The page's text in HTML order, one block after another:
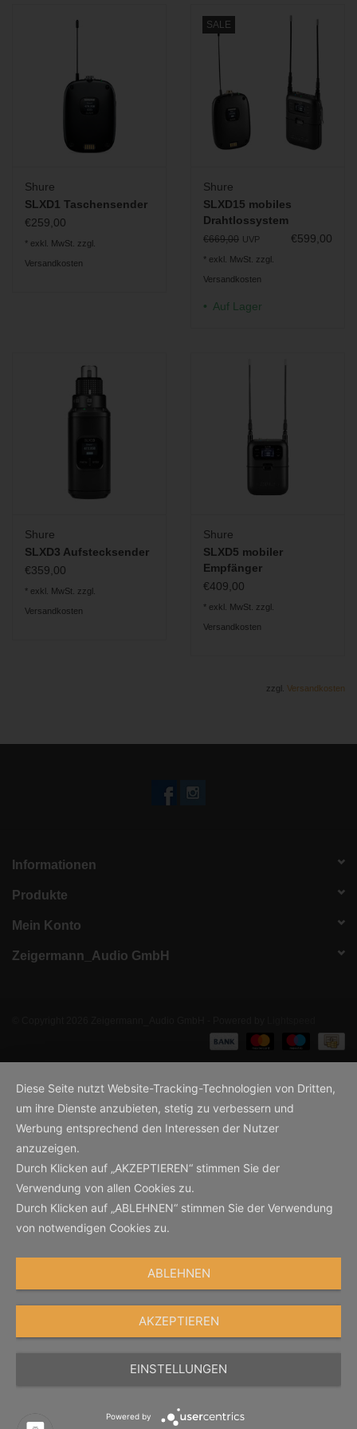
Gewicht: ca. 200 g
Gewicht: 182 g
Abmessungen: 107 × 68 × 25,3 mm
Shure
SLXD1 Taschensender
€259,00
* exkl. MwSt. zzgl.
Versandkosten
SALE
Shure
SLXD15 mobiles
Drahtlossystem
€669,00 UVP €599,00
* exkl. MwSt. zzgl.
Versandkosten
Auf Lager
Shure
SLXD3 Aufstecksender
€359,00
* exkl. MwSt. zzgl.
Versandkosten
Shure
SLXD5 mobiler
Empfänger
€409,00
* exkl. MwSt. zzgl.
Versandkosten
zzgl. Versandkosten
Informationen
Produkte
Mein Konto
Zeigermann_Audio GmbH
Diese Seite nutzt Website-Tracking-Technologien von Dritten,
um ihre Dienste anzubieten, stetig zu verbessern und
Werbung entsprechend den Interessen der Nutzer
anzuzeigen.
Durch Klicken auf „AKZEPTIEREN“ stimmen Sie der
Verwendung von allen Cookies zu.
Durch Klicken auf „ABLEHNEN“ stimmen Sie der Verwendung
von notwendigen Cookies zu.
ABLEHNEN
AKZEPTIEREN
EINSTELLUNGEN
Powered by